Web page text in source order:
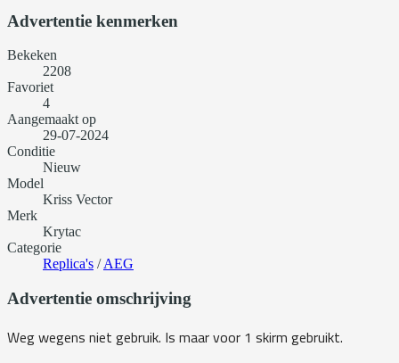
Advertentie kenmerken
Bekeken
2208
Favoriet
4
Aangemaakt op
29-07-2024
Conditie
Nieuw
Model
Kriss Vector
Merk
Krytac
Categorie
Replica's /AEG
Advertentie omschrijving
Weg wegens niet gebruik. Is maar voor 1 skirm gebruikt.